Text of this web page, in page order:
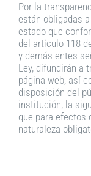
Por la
están obligadas
estado que
del artículo 118
y demás entes
Ley, difundirán a
página web, así
disposición del
institución, la
que para efectos
naturaleza